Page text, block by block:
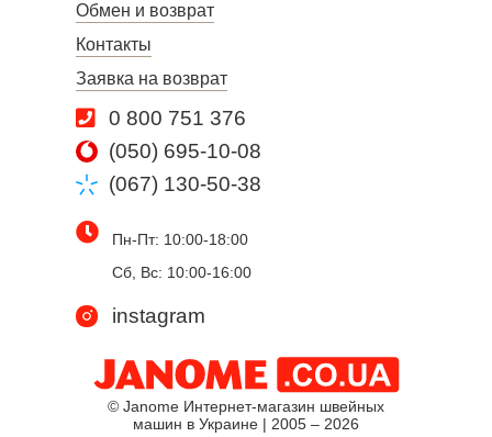
Обмен и возврат
Контакты
Заявка на возврат
0 800 751 376
(050) 695-10-08
(067) 130-50-38
Пн-Пт: 10:00-18:00
Сб, Вс: 10:00-16:00
instagram
© Janome Интернет-магазин швейных
машин в Украине | 2005 – 2026